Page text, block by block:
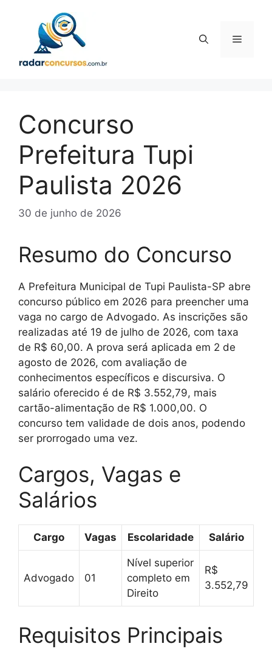
conteúdo
Menu
Concurso
Prefeitura Tupi
Paulista 2026
30 de junho de 2026
Resumo do Concurso
A Prefeitura Municipal de Tupi Paulista-SP abre
concurso público em 2026 para preencher uma
vaga no cargo de Advogado. As inscrições são
realizadas até 19 de julho de 2026, com taxa
de R$ 60,00. A prova será aplicada em 2 de
agosto de 2026, com avaliação de
conhecimentos específicos e discursiva. O
salário oferecido é de R$ 3.552,79, mais
cartão-alimentação de R$ 1.000,00. O
concurso tem validade de dois anos, podendo
ser prorrogado uma vez.
Cargos, Vagas e
Salários
Cargo Vagas Escolaridade Salário
Advogado 01
Nível superior
completo em
Direito
R$
3.552,79
Requisitos Principais